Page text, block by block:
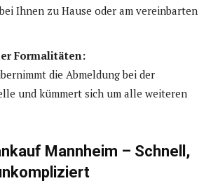
Ihnen zu Hause oder am vereinbarten
Formalitäten:
die Abmeldung bei der
und kümmert sich um alle weiteren
Mannheim – Schnell,